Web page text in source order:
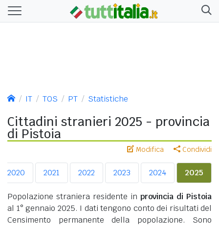
IT TOS PT Statistiche
Cittadini stranieri 2025 - provincia
di Pistoia
Modifica Condividi
2020 2021 2022 2023 2024 2025
Popolazione straniera residente in provincia di Pistoia
al 1° gennaio 2025. I dati tengono conto dei risultati del
Censimento permanente della popolazione. Sono